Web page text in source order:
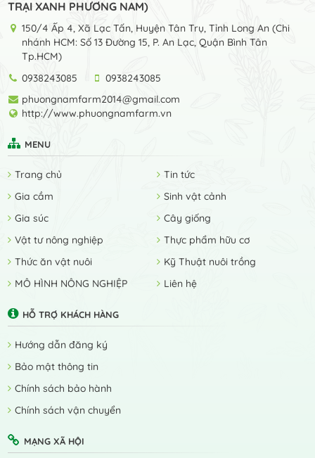
TRẠI XANH PHƯƠNG NAM)
150/4 Ấp 4, Xã Lạc Tấn, Huyện Tân Trụ, Tỉnh Long An (Chi
nhánh HCM: Số 13 Đường 15, P. An Lạc, Quận Bình Tân
Tp.HCM)
0938243085
0938243085
phuongnamfarm2014@gmail.com
http://www.phuongnamfarm.vn
MENU
Trang chủ
Tin tức
Gia cầm
Sinh vật cảnh
Gia súc
Cây giống
Vật tư nông nghiệp
Thực phẩm hữu cơ
Thức ăn vật nuôi
Kỹ Thuật nuôi trồng
MÔ HÌNH NÔNG NGHIỆP
Liên hệ
HỖ TRỢ KHÁCH HÀNG
Hướng dẫn đăng ký
Bảo mật thông tin
Chính sách bảo hành
Chính sách vận chuyển
MẠNG XÃ HỘI